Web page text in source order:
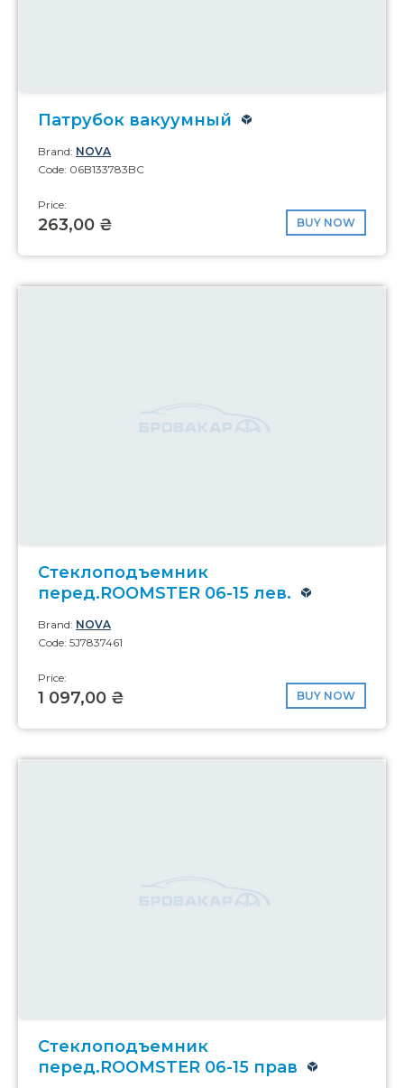
Патрубок вакуумный
Brand: NOVA
Code: 06B133783BC
Price:
263,00 ₴ BUY NOW
Стеклоподъемник
перед.ROOMSTER 06-15 лев.
Brand: NOVA
Code: 5J7837461
Price:
1 097,00 ₴ BUY NOW
Стеклоподъемник
перед.ROOMSTER 06-15 прав